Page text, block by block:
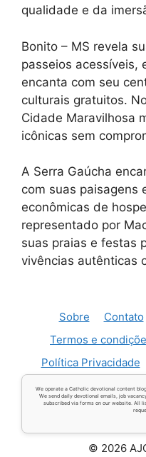
qualidade e da
Bonito – MS revela
passeios acessíveis,
encanta com seu
culturais gratuitos.
Cidade Maravilhosa
icônicas sem
A Serra Gaúcha
com suas paisagens
econômicas de
representado por
suas praias e festas
vivências autênticas
Sobre Contato
Termos e
Política Privacidade
We operate a Catholic devotional content
We send daily devotional emails, job
subscribed via forms on our website. All
© 2026